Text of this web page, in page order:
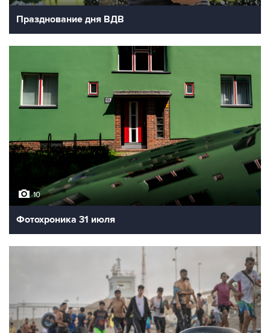
Празднование дня ВДВ
10
Фотохроника 31 июля